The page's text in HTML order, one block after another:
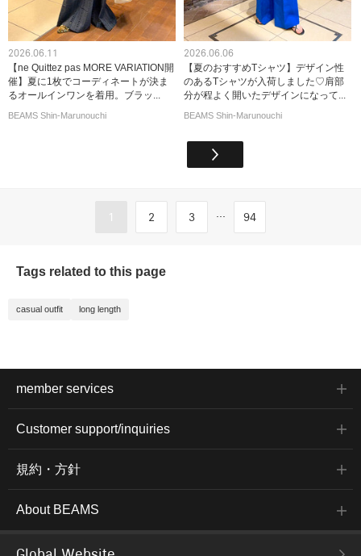
2026.06.11
【ne Quittez pas MORE VARIATION開
催】夏に1枚でコーディネートが決ま
るオールインワンを着用。ブラッ...
BEAMS Shin-Marunouchi
2026.06.06
【夏のおすすめTシャツ】デザイン性
のあるTシャツが入荷しました♡肩部
分が程よく開いたデザインになって...
BEAMS Shin-Marunouchi
1 2 3 ... 94
Tags related to this page
casual outfit long length
member services
Customer support/inquiries
規約・方針
About BEAMS